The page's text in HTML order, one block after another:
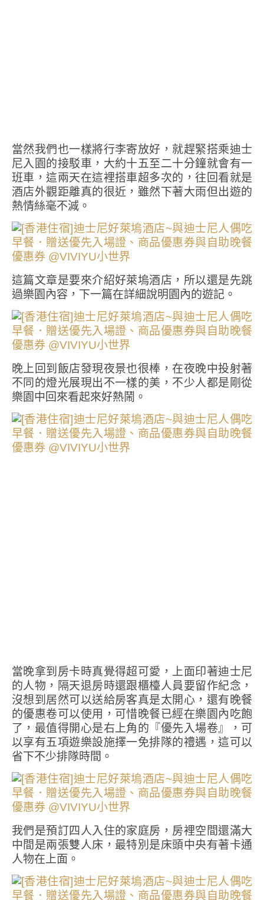
當然我們也一樣將行李寄放好，就趕緊搭乘迪士
尼入園的接駁車，大約十五至二十分鐘就會有一
班車，這兩天在這裡搭車超多次的，往回看就是
酒店外觀距離真的很近，雖然下著大雨但出遊的
熱情絲毫不減。
這篇文章是要來介紹好萊塢酒店，所以還是先跳
過樂園內容，下一篇在詳細說明園內的遊記。
晚上回到飯店發現夜景也很棒，在夜晚中投射著
不同的燈光展現出不一樣的美，不少人都是剛從
樂園中回來看起來好熱鬧。
當晚拿到房卡時真覺得超可愛，上面印著迪士尼
的人物，隔天退房時還跟櫃檯人員要留作紀念，
沒想到居然可以送給房客真是太開心，還有晚餐
的優惠卷可以使用，可惜晚餐已經在樂園內吃飽
了，最值得開心是右上角的『優先入場卷』，可
以享有五項遊樂設施擇一免排隊的禮遇，這可以
省下不少排隊時間。
我們是預訂四人入住的家庭房，房裡空間還滿大
中間是兩張雙人床，最特別是床頭中央有著卡通
人物在上面。